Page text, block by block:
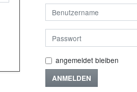
angemeldet bleiben
ANMELDEN